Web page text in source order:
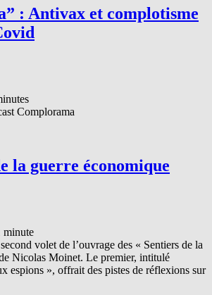
: Antivax et complotisme
Complorama
la guerre économique
minute
volet de l’ouvrage des « Sentiers de la
Nicolas Moinet. Le premier, intitulé
espions », offrait des pistes de réflexions sur